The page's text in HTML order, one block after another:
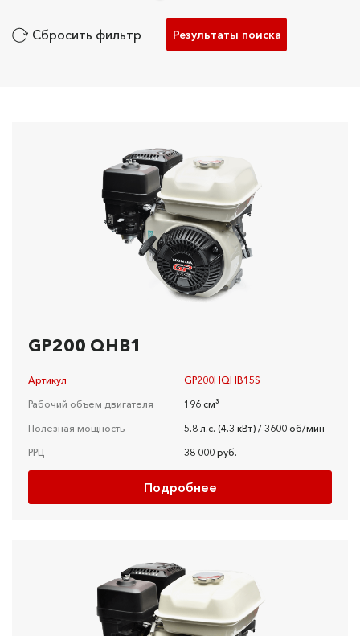
Сбросить фильтр
GP200 QHB1
Артикул
GP200HQHB15S
Рабочий объем двигателя
196 см³
Полезная мощность
5.8 л.c. (4.3 кBт) / 3600 об/мин
РРЦ
38 000 руб.
Подробнее